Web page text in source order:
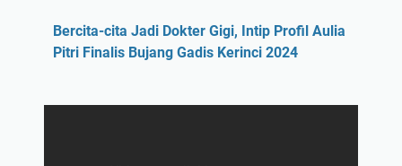
Bercita-cita Jadi Dokter Gigi, Intip Profil Aulia
Pitri Finalis Bujang Gadis Kerinci 2024